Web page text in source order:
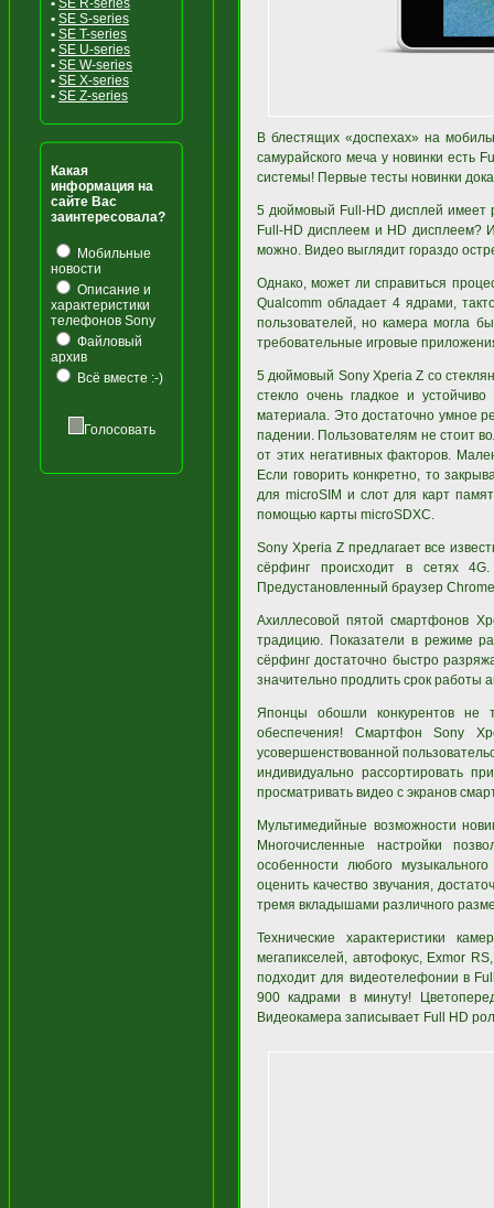
• SE R-series
• SE S-series
• SE T-series
• SE U-series
• SE W-series
• SE X-series
• SE Z-series
Какая
информация на
сайте Вас
заинтересовала?
Мобильные
новости
Описание и
характеристики
телефонов Sony
Файловый
архив
Всё вместе :-)
Голосовать
В блестящих «доспехах» на
самурайского меча у новинки
системы! Первые тесты новинки
5 дюймовый Full-HD дисплей имеет
Full-HD дисплеем и HD дисплеем?
можно. Видео выглядит гораздо
Однако, может ли справиться
Qualcomm обладает 4 ядрами,
пользователей, но камера могла
требовательные игровые
5 дюймовый Sony Xperia Z со
стекло очень гладкое и
материала. Это достаточно умное
падении. Пользователям не стоит
от этих негативных факторов.
Если говорить конкретно, то
для microSIM и слот для карт
помощью карты microSDXC.
Sony Xperia Z предлагает все
сёрфинг происходит в сетях
Предустановленный браузер
Ахиллесовой пятой смартфонов
традицию. Показатели в режиме
сёрфинг достаточно быстро
значительно продлить срок работы
Японцы обошли конкурентов не
обеспечения! Смартфон Sony
усовершенствованной
индивидуально рассортировать
просматривать видео с экранов
Мультимедийные возможности
Многочисленные настройки
особенности любого
оценить качество звучания,
тремя вкладышами различного
Технические характеристики
мегапикселей, автофокус, Exmor
подходит для видеотелефонии в
900 кадрами в минуту!
Видеокамера записывает Full HD